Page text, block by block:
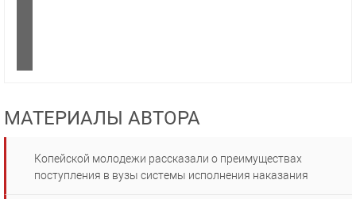
МАТЕРИАЛЫ АВТОРА
Копейской молодежи рассказали о преимуществах
поступления в вузы системы исполнения наказания